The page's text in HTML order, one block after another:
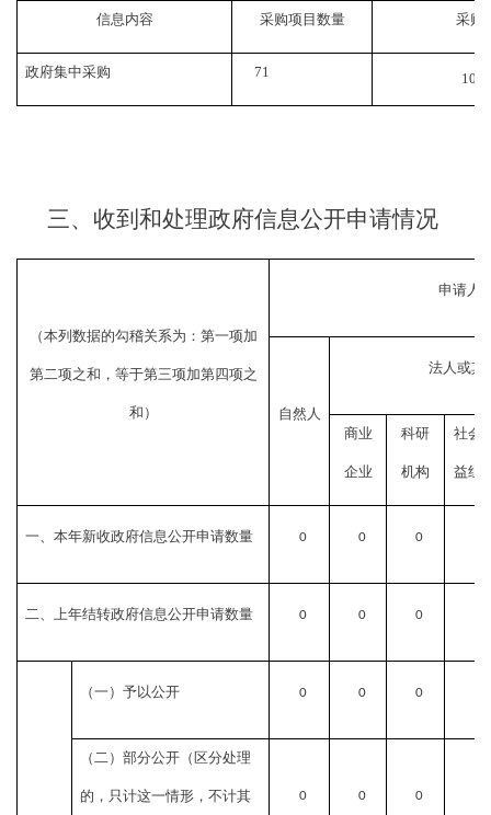
信息内容 采购项目数量 采购
政府集中采购 71
三、 收到和处理政府信息公开申请情况
（本列数据的勾稽关系为：第一项加
第二项之和，等于第三项加第四项之
和）
申请人
自然人
法人或其
商业
企业
科研
机构
社会
益组
一、本年新收政府信息公开申请数量 0 0 0
二、上年结转政府信息公开申请数量 0 0 0
（一）予以公开 0 0 0
（二）部分公开（区分处理
的，只计这一情形，不计其 0 0 0